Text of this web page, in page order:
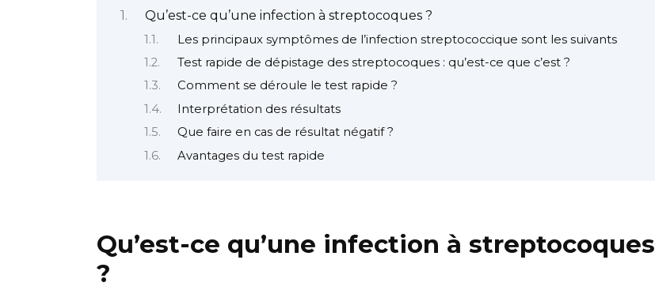
Qu’est-ce qu’une infection à streptocoques ?
Les principaux symptômes de l’infection streptococcique sont les suivants
Test rapide de dépistage des streptocoques : qu’est-ce que c’est ?
Comment se déroule le test rapide ?
Interprétation des résultats
Que faire en cas de résultat négatif ?
Avantages du test rapide
Qu’est-ce qu’une infection à streptocoques
?